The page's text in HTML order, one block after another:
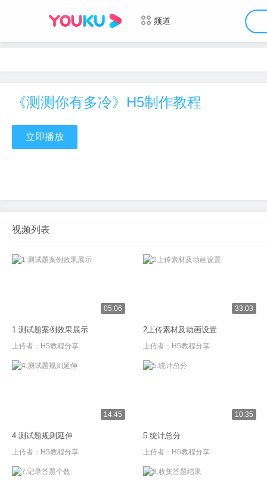
频道
《测测你有多冷》H5制作教程
立即播放
视频列表
05:06
1 测试题案例效果展示
上传者： H5教程分享
33:03
2上传素材及动画设置
上传者： H5教程分享
14:45
4.测试题规则延伸
上传者： H5教程分享
10:35
5.统计总分
上传者： H5教程分享